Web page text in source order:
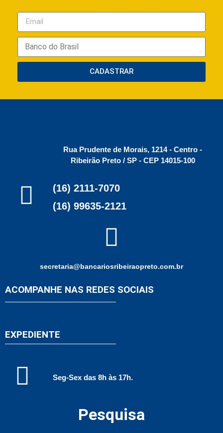
CADASTRAR
Rua Prudente de Morais, 1214 - Centro -
Ribeirão Preto / SP - CEP 14015-100
(16) 2111-7070
(16) 99635-2121
secretaria@bancariosribeiraopreto.com.br
ACOMPANHE NAS REDES SOCIAIS
EXPEDIENTE
Seg-Sex das 8h às 17h.
Pesquisa